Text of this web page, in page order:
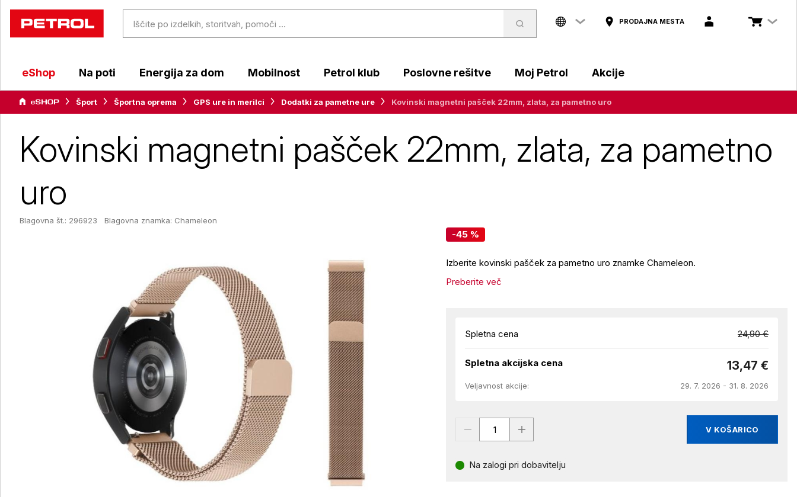
PRODAJNA MESTA
eShop Na poti Energija za dom Mobilnost Petrol klub Poslovne rešitve Moj Petrol Akcije
Šport Športna oprema GPS ure in merilci Dodatki za pametne ure Kovinski magnetni pašček 22mm, zlata, za pametno uro
Kovinski magnetni pašček 22mm, zlata, za pametno
uro
Blagovna št.: 296923 Blagovna znamka: Chameleon
-45 %
Izberite kovinski pašček za pametno uro znamke Chameleon.
Preberite več
Spletna cena 24,90 €
Spletna akcijska cena 13,47 €
Veljavnost akcije: 29. 7. 2026 - 31. 8. 2026
V KOŠARICO
Na zalogi pri dobavitelju